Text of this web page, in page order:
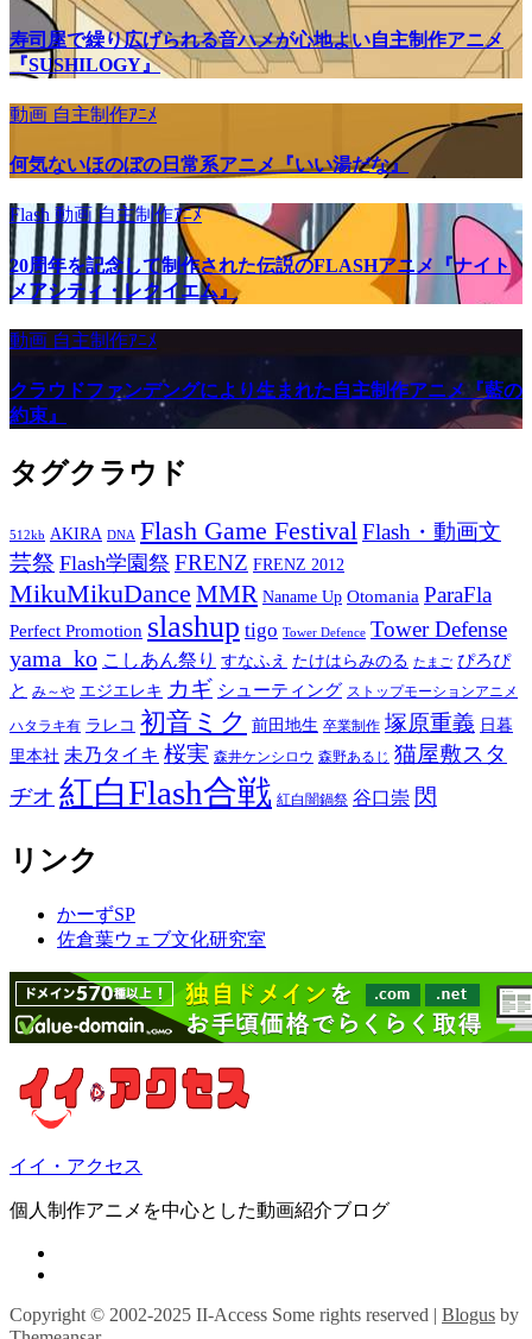
寿司屋で繰り広げられる音ハメが心地よい自主制作アニメ
『SUSHILOGY』
動画 自主制作ｱﾆﾒ
何気ないほのぼの日常系アニメ『いい湯だな』
Flash 動画自主制作ｱﾆﾒ
20周年を記念して制作された伝説のFLASHアニメ『ナイト
メアシティ・レクイエム』
動画 自主制作ｱﾆﾒ
クラウドファンデングにより生まれた自主制作アニメ『藍の
約束』
タグクラウド
512kb AKIRA DNA Flash Game FestivalFlash・動画文
芸祭 Flash学園祭 FRENZ FRENZ 2012
MikuMikuDance MMR Naname Up Otomania ParaFla
Perfect Promotion slashup tigo Tower Defence Tower Defense
yama_ko こしあん祭り すなふえ たけはらみのる たまご ぴろぴ
と み～や エジエレキ カギ シューティング ストップモーションアニメ
ハタラキ有 ラレコ 初音ミク 前田地生 卒業制作 塚原重義 日暮
里本社 未乃タイキ 桜実 森井ケンシロウ 森野あるじ 猫屋敷スタ
ヂオ 紅白Flash合戦 紅白闇鍋祭 谷口崇 閃
リンク
かーずSP
佐倉葉ウェブ文化研究室
イイ・アクセス
個人制作アニメを中心とした動画紹介ブログ
Copyright © 2002-2025 II-Access Some rights reserved | Blogus by